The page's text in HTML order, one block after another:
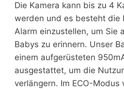
Die Kamera kann bis zu 4
werden und es besteht die
Alarm einzustellen, um Sie
Babys zu erinnern. Unser
einem aufgerüsteten
ausgestattet, um die
verlängern. Im ECO-Modus